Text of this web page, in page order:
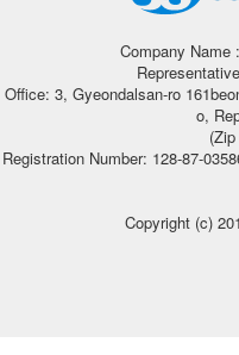
Company Name
Office: 3, Gyeondalsan-ro
o,
Registration Number: 128-87-
Copyright (c)